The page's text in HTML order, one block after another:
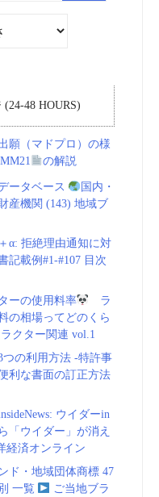
48 HOURS)
願（マドプロ）の様
の解説
ータベース
国内・
産機関 (143) 地域ブ
α: 拒絶理由通知に対
記載例#1-#107 目次
ーの使用料率
ラ
の相場ってどのくら
クター関連 vol.1
つの利用方法 -特許事
利な書面の訂正方法
ウイダーin
「ウイダー」が消え
経済オンライン
ド・地域団体商標 47
一覧
ご当地ブラ